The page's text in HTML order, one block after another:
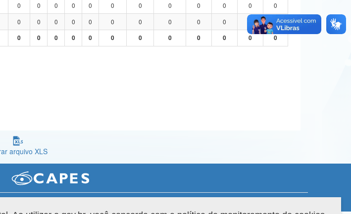
0 0 0 0 0 0 0 0 0 0 0
0
0 0 0 0 0 0 0 0 0 0
0
0 0 0 0 0 0 0 0 0 0 0 0
arquivo XLS